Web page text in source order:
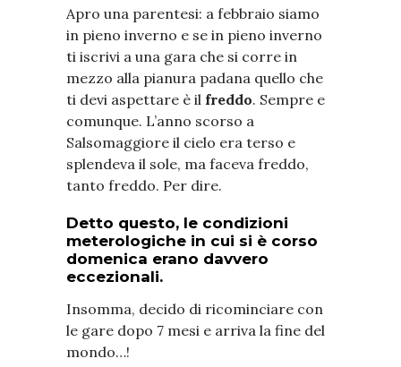
Apro una parentesi: a febbraio siamo
in pieno inverno e se in pieno inverno
ti iscrivi a una gara che si corre in
mezzo alla pianura padana quello che
ti devi aspettare è il freddo. Sempre e
comunque. L’anno scorso a
Salsomaggiore il cielo era terso e
splendeva il sole, ma faceva freddo,
tanto freddo. Per dire.
Detto questo, le condizioni
meterologiche in cui si è corso
domenica erano davvero
eccezionali.
Insomma, decido di ricominciare con
le gare dopo 7 mesi e arriva la fine del
mondo…!